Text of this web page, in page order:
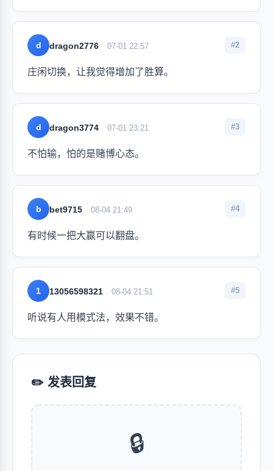
d dragon2776 07-01 22:57 #2
庄闲切换，让我觉得增加了胜算。
d dragon3774 07-01 23:21 #3
不怕输，怕的是赌博心态。
b bet9715 08-04 21:49 #4
有时候一把大赢可以翻盘。
1 13056598321 08-04 21:51 #5
听说有人用模式法，效果不错。
✏️ 发表回复
🔒